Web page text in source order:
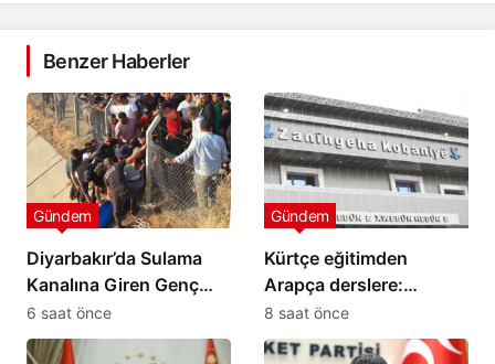
Benzer Haberler
Diyarbakır’da Sulama
Kanalına Giren Genç
Hayatını Kaybetti
Gündem
6 saat önce
Kürtçe eğitimden
Arapça derslere:
Kobani’de öğrenciler
tepkili
Gündem
8 saat önce